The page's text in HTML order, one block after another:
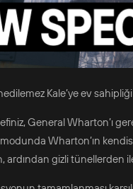
Kale’ye ev
General Wharton’ı
Wharton’ın
ardından gizli tünellerden